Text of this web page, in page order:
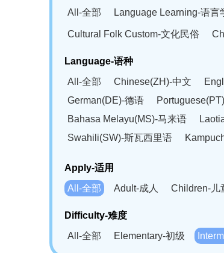
All-全部
Language Learning-语言
Cultural Folk Custom-文化民俗
Language-语种
All-全部
Chinese(ZH)-中文
German(DE)-德语
Bahasa Melayu(MS)-马来语
Swahili(SW)-斯瓦西里语
Apply-适用
All-全部
Adult-成人 Children-儿
Difficulty-难度
All-全部
Elementary-初级